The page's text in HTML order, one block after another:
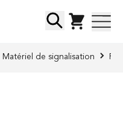
Chercher
Matériel de signalisation